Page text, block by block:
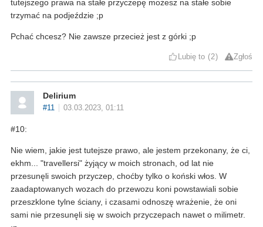
tutejszego prawa na stałe przyczepę możesz na stałe sobie
trzymać na podjeździe ;p
Pchać chcesz? Nie zawsze przecież jest z górki ;p
Lubię to 2 Zgłoś
Delirium
#11 03.03.2023, 01:11
#10:
Nie wiem, jakie jest tutejsze prawo, ale jestem przekonany, że ci,
ekhm... "travellersi" żyjący w moich stronach, od lat nie
przesunęli swoich przyczep, choćby tylko o koński włos. W
zaadaptowanych wozach do przewozu koni powstawiali sobie
przeszklone tylne ściany, i czasami odnoszę wrażenie, że oni
sami nie przesunęli się w swoich przyczepach nawet o milimetr.